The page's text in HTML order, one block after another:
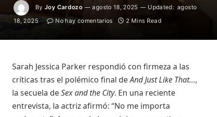
By Joy Cardozo agosto 18, 2025 Updated: agosto
18, 2025
No hay comentarios 2 Mins Read
Sarah Jessica Parker respondió con firmeza a las
críticas tras el polémico final deAnd Just Like That…,
la secuela deSex and the City. En una reciente
entrevista, la actriz afirmó: “No me importa